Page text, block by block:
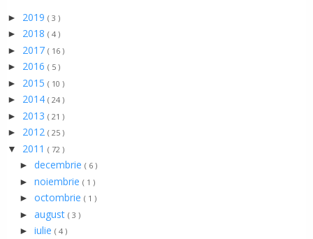
► 2019 ( 3 )
► 2018 ( 4 )
► 2017 ( 16 )
► 2016 ( 5 )
► 2015 ( 10 )
► 2014 ( 24 )
► 2013 ( 21 )
► 2012 ( 25 )
▼ 2011 ( 72 )
► decembrie ( 6 )
► noiembrie ( 1 )
► octombrie ( 1 )
► august ( 3 )
► iulie ( 4 )